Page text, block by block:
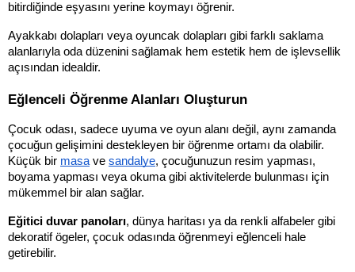
bitirdiğinde eşyasını yerine koymayı öğrenir.
Ayakkabı dolapları veya oyuncak dolapları gibi farklı saklama
alanlarıyla oda düzenini sağlamak hem estetik hem de işlevsellik
açısından idealdir.
Eğlenceli Öğrenme Alanları Oluşturun
Çocuk odası, sadece uyuma ve oyun alanı değil, aynı zamanda
çocuğun gelişimini destekleyen bir öğrenme ortamı da olabilir.
Küçük bir masa ve sandalye, çocuğunuzun resim yapması,
boyama yapması veya okuma gibi aktivitelerde bulunması için
mükemmel bir alan sağlar.
Eğitici duvar panoları, dünya haritası ya da renkli alfabeler gibi
dekoratif ögeler, çocuk odasında öğrenmeyi eğlenceli hale
getirebilir.